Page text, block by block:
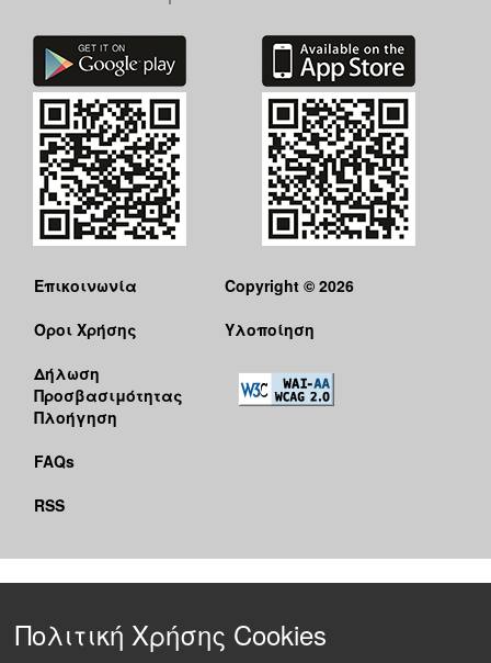
Επικοινωνία
Όροι Χρήσης
Δήλωση
Προσβασιμότητας
Πλοήγηση
FAQs
RSS
Copyright © 2026
Υλοποίηση
Πολιτική Χρήσης Cookies